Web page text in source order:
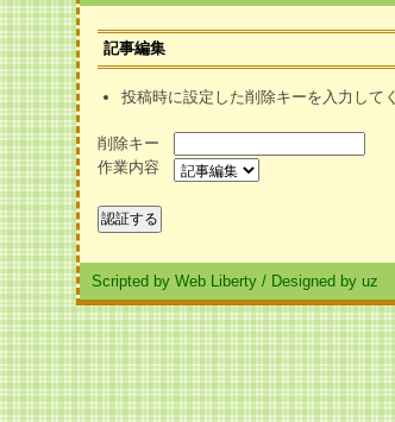
記事編集
投稿時に設定した削除キーを入力して
削除キー
作業内容
Scripted by Web Liberty / Designed by uz